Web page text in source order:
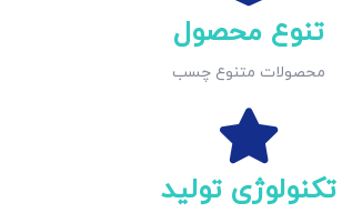
تنوع محصول
محصولات متنوع چسب
تکنولوژی تولید